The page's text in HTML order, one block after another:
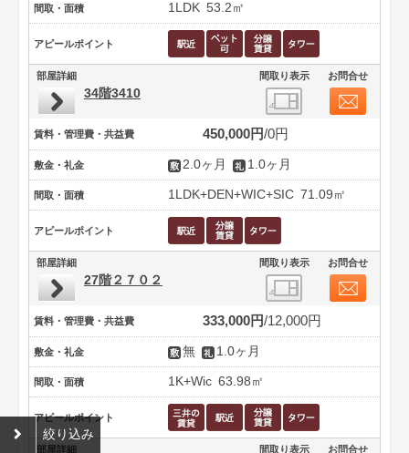
間取・面積 1LDK 53.2㎡
アピールポイント
部屋詳細 間取り表示 お問合せ
34階3410
賃料・管理費・共益費 450,000円 0円
敷金・礼金 2.0ヶ月 1.0ヶ月
間取・面積 1LDK+DEN+WIC+SIC 71.09㎡
アピールポイント
部屋詳細 間取り表示 お問合せ
27階２７０２
賃料・管理費・共益費 333,000円 12,000円
敷金・礼金 無 1.0ヶ月
間取・面積 1K+Wic 63.98㎡
アピールポイント
部屋詳細 間取り表示 お問合せ
絞り込み